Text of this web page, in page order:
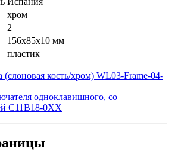
хром
2
156x85x10 мм
пластик
(слоновая кость/хром) WL03-Frame-04-
одноклавишного, со
С11В18-0ХХ